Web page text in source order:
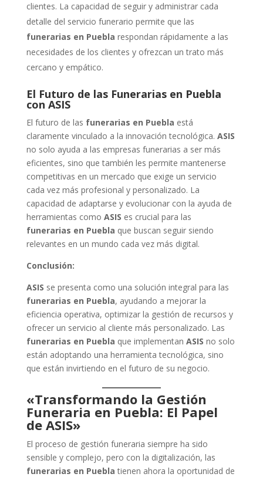
clientes. La capacidad de seguir y administrar cada
detalle del servicio funerario permite que las
funerarias en Puebla respondan rápidamente a las
necesidades de los clientes y ofrezcan un trato más
cercano y empático.
El Futuro de las Funerarias en Puebla
con ASIS
El futuro de las funerarias en Puebla está
claramente vinculado a la innovación tecnológica. ASIS
no solo ayuda a las empresas funerarias a ser más
eficientes, sino que también les permite mantenerse
competitivas en un mercado que exige un servicio
cada vez más profesional y personalizado. La
capacidad de adaptarse y evolucionar con la ayuda de
herramientas como ASIS es crucial para las
funerarias en Puebla que buscan seguir siendo
relevantes en un mundo cada vez más digital.
Conclusión:
ASIS se presenta como una solución integral para las
funerarias en Puebla, ayudando a mejorar la
eficiencia operativa, optimizar la gestión de recursos y
ofrecer un servicio al cliente más personalizado. Las
funerarias en Puebla que implementan ASIS no solo
están adoptando una herramienta tecnológica, sino
que están invirtiendo en el futuro de su negocio.
«Transformando la Gestión
Funeraria en Puebla: El Papel
de ASIS»
El proceso de gestión funeraria siempre ha sido
sensible y complejo, pero con la digitalización, las
funerarias en Puebla tienen ahora la oportunidad de